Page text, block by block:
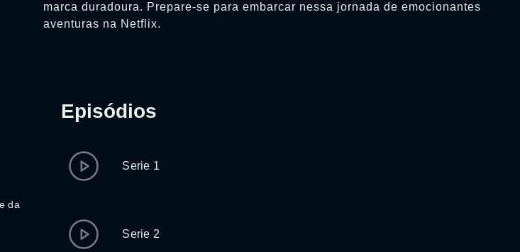
marca duradoura. Prepare-se para embarcar nessa jornada de emocionantes
aventuras na Netflix.
da
Episódios
Serie 1
Serie 2